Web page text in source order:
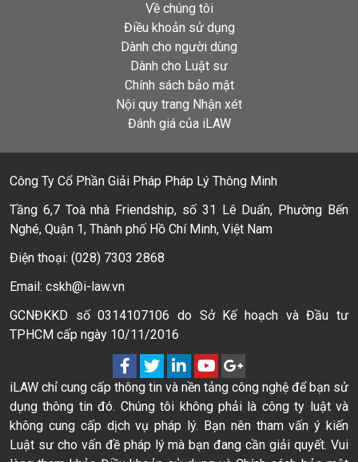
Về chúng tôi
Điều khoản sử dụng
Dành cho người dùng
Dành cho Luật sư
Chính sách bảo mật
Nội quy trang Nhận xét
Đánh giá của iLAW
Công Ty Cổ Phần Giải Pháp Pháp Lý Thông Minh
Tầng 6,7 Toà nhà Friendship, số 31 Lê Duẩn, Phường Bến
Nghé, Quận 1, Thành phố Hồ Chí Minh, Việt Nam
Điện thoại: (028) 7303 2868
Email: cskh@i-law.vn
GCNĐKKD số 0314107106 do Sở Kế hoạch và Đầu tư
TPHCM cấp ngày 10/11/2016
iLAW chỉ cung cấp thông tin và nền tảng công nghệ để bạn sử
dụng thông tin đó. Chúng tôi không phải là công ty luật và
không cung cấp dịch vụ pháp lý. Bạn nên tham vấn ý kiến
Luật sư cho vấn đề pháp lý mà bạn đang cần giải quyết. Vui